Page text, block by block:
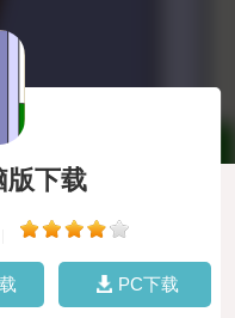
下载
PC下载